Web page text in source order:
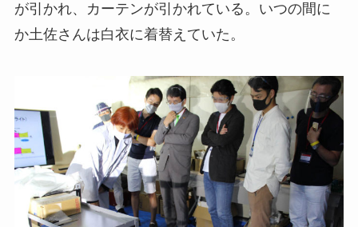
が引かれ、カーテンが引かれている。いつの間に
か土佐さんは白衣に着替えていた。